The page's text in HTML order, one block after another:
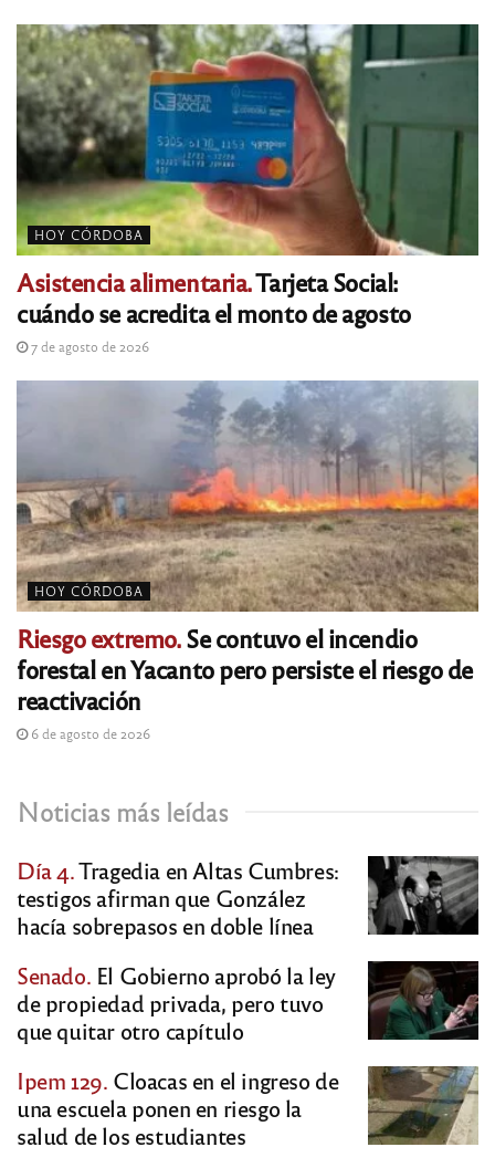
HOY CÓRDOBA
Asistencia alimentaria.Tarjeta Social:
cuándo se acredita el monto de agosto
7 de agosto de 2026
HOY CÓRDOBA
Riesgo extremo.Se contuvo el incendio
forestal en Yacanto pero persiste el riesgo de
reactivación
6 de agosto de 2026
Noticias más leídas
Día 4.Tragedia en Altas Cumbres:
testigos afirman que González
hacía sobrepasos en doble línea
Senado. El Gobierno aprobó la ley
de propiedad privada, pero tuvo
que quitar otro capítulo
Ipem 129. Cloacas en el ingreso de
una escuela ponen en riesgo la
salud de los estudiantes